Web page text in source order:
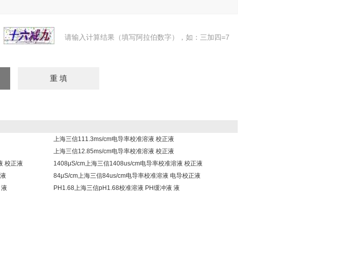
请输入计算结果（填写阿拉伯数字），如：三加四=7
上海三信111.3ms/cm电导率校准溶液 校正液
上海三信12.85ms/cm电导率校准溶液 校正液
校正液
1408μS/cm上海三信1408us/cm电导率校准溶液 校正液
84μS/cm上海三信84us/cm电导率校准溶液 电导校正液
PH1.68上海三信pH1.68校准溶液 PH缓冲液 液